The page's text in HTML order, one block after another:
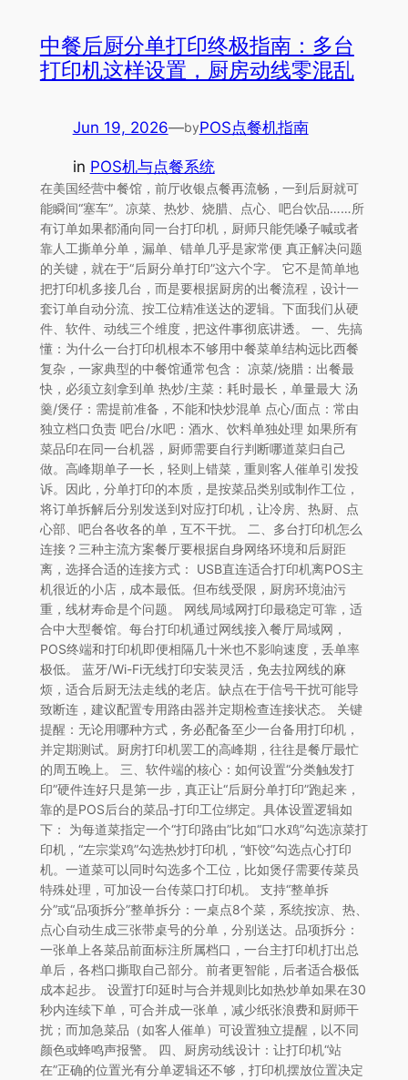
中餐后厨分单打印终极指南：多台
打印机这样设置，厨房动线零混乱
Jun 19, 2026—byPOS点餐机指南
in POS机与点餐系统
在美国经营中餐馆，前厅收银点餐再流畅，一到后厨就可
能瞬间“塞车”。凉菜、热炒、烧腊、点心、吧台饮品……所
有订单如果都涌向同一台打印机，厨师只能凭嗓子喊或者
靠人工撕单分单，漏单、错单几乎是家常便 真正解决问题
的关键，就在于“后厨分单打印”这六个字。 它不是简单地
把打印机多接几台，而是要根据厨房的出餐流程，设计一
套订单自动分流、按工位精准送达的逻辑。下面我们从硬
件、软件、动线三个维度，把这件事彻底讲透。 一、先搞
懂：为什么一台打印机根本不够用中餐菜单结构远比西餐
复杂，一家典型的中餐馆通常包含： 凉菜/烧腊：出餐最
快，必须立刻拿到单 热炒/主菜：耗时最长，单量最大 汤
羹/煲仔：需提前准备，不能和快炒混单 点心/面点：常由
独立档口负责 吧台/水吧：酒水、饮料单独处理 如果所有
菜品印在同一台机器，厨师需要自行判断哪道菜归自己
做。高峰期单子一长，轻则上错菜，重则客人催单引发投
诉。因此，分单打印的本质，是按菜品类别或制作工位，
将订单拆解后分别发送到对应打印机，让冷房、热厨、点
心部、吧台各收各的单，互不干扰。 二、多台打印机怎么
连接？三种主流方案餐厅要根据自身网络环境和后厨距
离，选择合适的连接方式： USB直连适合打印机离POS主
机很近的小店，成本最低。但布线受限，厨房环境油污
重，线材寿命是个问题。 网线局域网打印最稳定可靠，适
合中大型餐馆。每台打印机通过网线接入餐厅局域网，
POS终端和打印机即便相隔几十米也不影响速度，丢单率
极低。 蓝牙/Wi-Fi无线打印安装灵活，免去拉网线的麻
烦，适合后厨无法走线的老店。缺点在于信号干扰可能导
致断连，建议配置专用路由器并定期检查连接状态。 关键
提醒：无论用哪种方式，务必配备至少一台备用打印机，
并定期测试。厨房打印机罢工的高峰期，往往是餐厅最忙
的周五晚上。 三、软件端的核心：如何设置“分类触发打
印”硬件连好只是第一步，真正让“后厨分单打印”跑起来，
靠的是POS后台的菜品-打印工位绑定。具体设置逻辑如
下： 为每道菜指定一个“打印路由”比如“口水鸡”勾选凉菜打
印机，“左宗棠鸡”勾选热炒打印机，“虾饺”勾选点心打印
机。一道菜可以同时勾选多个工位，比如煲仔需要传菜员
特殊处理，可加设一台传菜口打印机。 支持“整单拆
分”或“品项拆分”整单拆分：一桌点8个菜，系统按凉、热、
点心自动生成三张带桌号的分单，分别送达。品项拆分：
一张单上各菜品前面标注所属档口，一台主打印机打出总
单后，各档口撕取自己部分。前者更智能，后者适合极低
成本起步。 设置打印延时与合并规则比如热炒单如果在30
秒内连续下单，可合并成一张单，减少纸张浪费和厨师干
扰；而加急菜品（如客人催单）可设置独立提醒，以不同
颜色或蜂鸣声报警。 四、厨房动线设计：让打印机“站
在”正确的位置光有分单逻辑还不够，打印机摆放位置决定